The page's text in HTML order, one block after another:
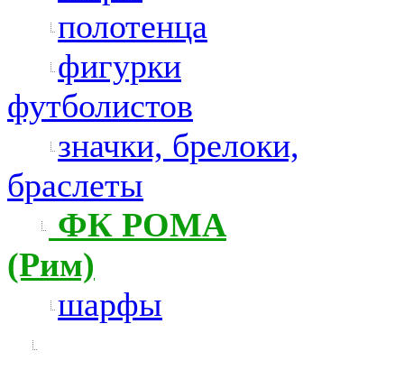
полотенца
фигурки
футболистов
значки, брелоки,
браслеты
ФК РОМА
(Рим)
шарфы